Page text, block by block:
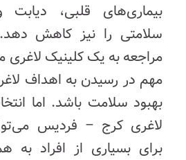
بیماری‌های قلبی،
سلامتی را نیز کاهش
مراجعه به یک کلینیک
مهم در رسیدن به اهداف
بهبود سلامت باشد. اما
لاغری کرج – فردیس
برای بسیاری از افراد به